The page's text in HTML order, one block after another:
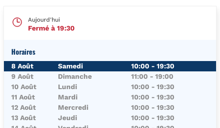
Aujourd'hui
Fermé à 19:30
Horaires
Jour de la SemaineHoraires
8 Août Samedi 10:00 - 19:30
9 Août
Dimanche 11:00 - 19:00
10 Août
Lundi 10:00 - 19:30
11 Août
Mardi 10:00 - 19:30
12 Août
Mercredi 10:00 - 19:30
13 Août
Jeudi 10:00 - 19:30